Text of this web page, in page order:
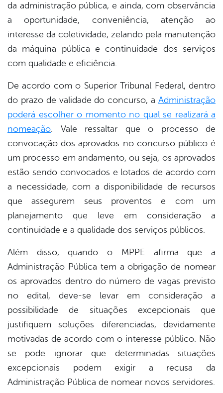
da administração pública, e ainda, com observância
a oportunidade, conveniência, atenção ao
interesse da coletividade, zelando pela manutenção
da máquina pública e continuidade dos serviços
com qualidade e eficiência.
De acordo com o Superior Tribunal Federal, dentro
do prazo de validade do concurso, a Administração
poderá escolher o momento no qual se realizará a
nomeação. Vale ressaltar que o processo de
convocação dos aprovados no concurso público é
um processo em andamento, ou seja, os aprovados
estão sendo convocados e lotados de acordo com
a necessidade, com a disponibilidade de recursos
que assegurem seus proventos e com um
planejamento que leve em consideração a
continuidade e a qualidade dos serviços públicos.
Além disso, quando o MPPE afirma que a
Administração Pública tem a obrigação de nomear
os aprovados dentro do número de vagas previsto
no edital, deve-se levar em consideração a
possibilidade de situações excepcionais que
justifiquem soluções diferenciadas, devidamente
motivadas de acordo com o interesse público. Não
se pode ignorar que determinadas situações
excepcionais podem exigir a recusa da
Administração Pública de nomear novos servidores.